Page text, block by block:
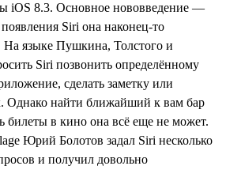
iOS 8.3. Основное нововведение —
Siri она наконец-то
На языке Пушкина, Толстого и
Siri позвонить определённому
сделать заметку или
Однако найти ближайший к вам бар
билеты в кино она всё еще не может.
Юрий Болотов задал Siri несколько
и получил довольно